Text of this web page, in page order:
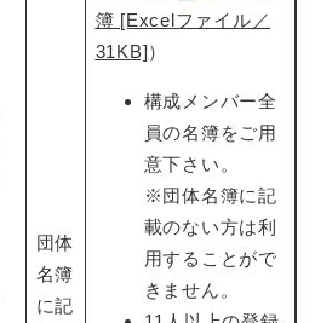
団体
名簿
に記
簿 [Excelファイル／
31KB]​）
構成メンバー全
員の名簿をご用
意下さい。
※団体名簿に記
載のない方は利
用することがで
きません。